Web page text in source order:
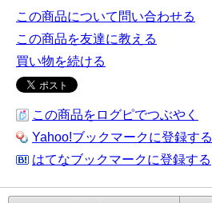
この商品について問い合わせる
この商品を友達に教える
買い物を続ける
この商品をログピでつぶやく
Yahoo!ブックマークに登録する
はてなブックマークに登録する